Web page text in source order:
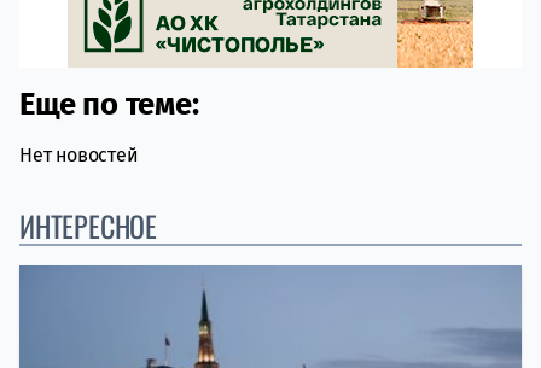
Еще по теме:
Нет новостей
ИНТЕРЕСНОЕ